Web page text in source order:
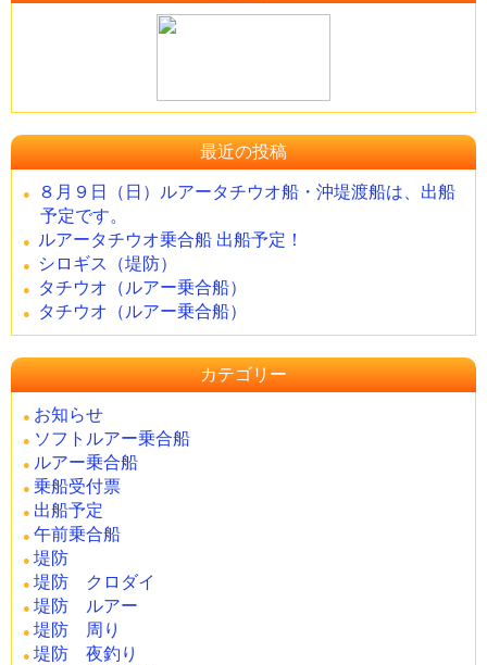
最近の投稿
８月９日（日）ルアータチウオ船・沖堤渡船は、出船
予定です。
ルアータチウオ乗合船 出船予定！
シロギス（堤防）
タチウオ（ルアー乗合船）
タチウオ（ルアー乗合船）
カテゴリー
お知らせ
ソフトルアー乗合船
ルアー乗合船
乗船受付票
出船予定
午前乗合船
堤防
堤防 クロダイ
堤防 ルアー
堤防 周り
堤防 夜釣り